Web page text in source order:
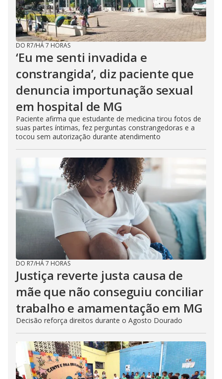
DO R7/HÁ 7 HORAS
‘Eu me senti invadida e
constrangida’, diz paciente que
denuncia importunação sexual
em hospital de MG
Paciente afirma que estudante de medicina tirou fotos de
suas partes íntimas, fez perguntas constrangedoras e a
tocou sem autorização durante atendimento
DO R7/HÁ 7 HORAS
Justiça reverte justa causa de
mãe que não conseguiu conciliar
trabalho e amamentação em MG
Decisão reforça direitos durante o Agosto Dourado